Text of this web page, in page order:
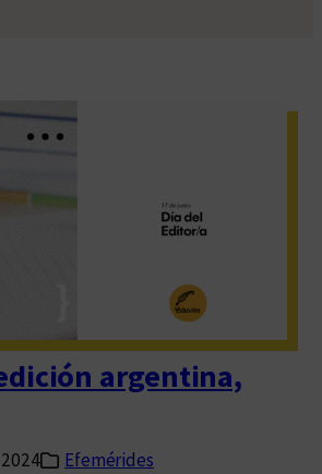
argentina,
Efemérides